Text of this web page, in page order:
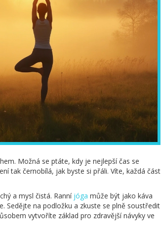
Možná se ptáte, kdy je nejlepší čas se
tak černobílá, jak byste si přáli. Víte, každá část
a mysl čistá. Ranní jóga může být jako káva
Sedějte na podložku a zkuste se plně soustředit
vytvoříte základ pro zdravější návyky ve